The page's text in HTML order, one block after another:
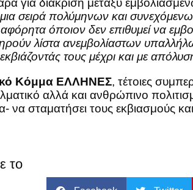
για διάκριση μεταξύ
σειρά πολύμηνων και
αφόρητα όποιον δεν επιθυμεί να
λίστα ανεμβολίαστων
τους μέχρι και με
Κόμμα ΕΛΛΗΝΕΣ, τέτοιες
αλλά και ανθρώπινο
να σταματήσει τους εκβιασμούς
το